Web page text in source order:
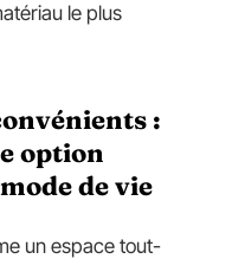
le plus
:
option
de vie
un espace tout-